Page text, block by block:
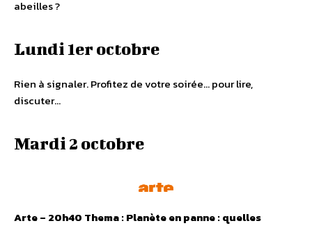
abeilles ?
Lundi 1er octobre
Rien à signaler. Profitez de votre soirée… pour lire,
discuter…
Mardi 2 octobre
Arte – 20h40 Thema : Planète en panne : quelles